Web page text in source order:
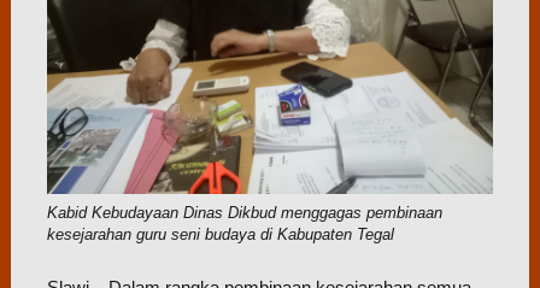
Kabid Kebudayaan Dinas Dikbud menggagas pembinaan
kesejarahan guru seni budaya di Kabupaten Tegal